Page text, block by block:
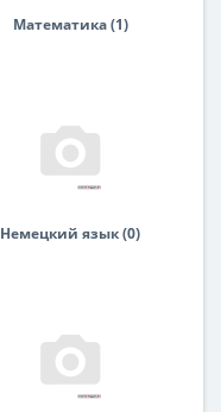
Математика (1)
Немецкий язык (0)